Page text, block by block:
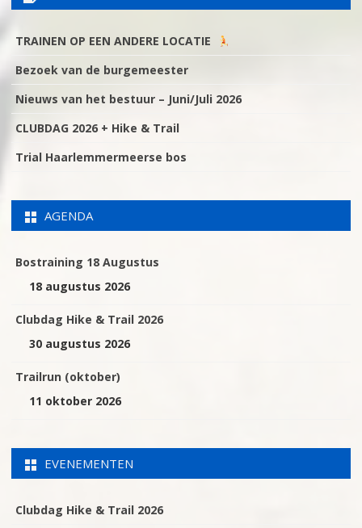
TRAINEN OP EEN ANDERE LOCATIE
Bezoek van de burgemeester
Nieuws van het bestuur – Juni/Juli 2026
CLUBDAG 2026 + Hike & Trail
Trial Haarlemmermeerse bos
AGENDA
Bostraining 18 Augustus
18 augustus 2026
Clubdag Hike & Trail 2026
30 augustus 2026
Trailrun (oktober)
11 oktober 2026
EVENEMENTEN
Clubdag Hike & Trail 2026